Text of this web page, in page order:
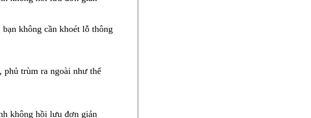
không cần khoét lỗ thông
phủ trùm ra ngoài như thế